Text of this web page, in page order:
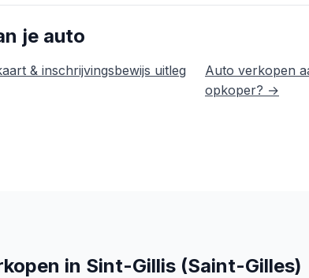
je auto
& inschrijvingsbewijs uitleg
Auto verkopen
opkoper? →
in Sint-Gillis (Saint-Gilles)